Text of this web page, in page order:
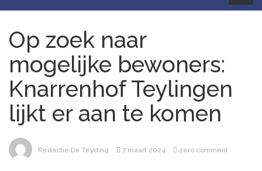
Op zoek naar
mogelijke bewoners:
Knarrenhof Teylingen
lijkt er aan te komen
Redactie De Teyding 7 maart 2024 zero comment